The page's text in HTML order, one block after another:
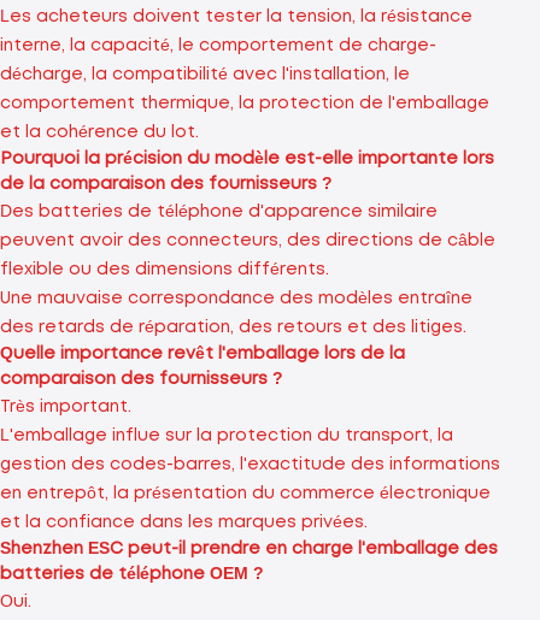
Les acheteurs doivent tester la tension, la résistance
interne, la capacité, le comportement de charge-
décharge, la compatibilité avec l'installation, le
comportement thermique, la protection de l'emballage
et la cohérence du lot.
Pourquoi la précision du modèle est-elle importante lors
de la comparaison des fournisseurs ?
Des batteries de téléphone d'apparence similaire
peuvent avoir des connecteurs, des directions de câble
flexible ou des dimensions différents.
Une mauvaise correspondance des modèles entraîne
des retards de réparation, des retours et des litiges.
Quelle importance revêt l'emballage lors de la
comparaison des fournisseurs ?
Très important.
L'emballage influe sur la protection du transport, la
gestion des codes-barres, l'exactitude des informations
en entrepôt, la présentation du commerce électronique
et la confiance dans les marques privées.
Shenzhen ESC peut-il prendre en charge l'emballage des
batteries de téléphone OEM ?
Oui.